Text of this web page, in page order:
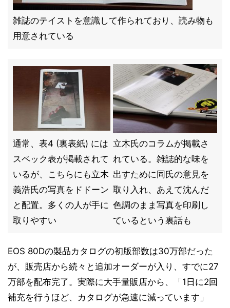
雑誌のテイストを意識して作られており、読み物も
用意されている
通常、表4 (裏表紙) には
スペック表が掲載されて
いるが、こちらにも立木
義浩氏の写真をドドーン
と配置。多くの人が手に
取りやすい
立木氏のコラムが掲載さ
れている。雑誌的な味を
出すために同氏の意見を
取り入れ、あえて沈んだ
色調のまま写真を印刷し
ているという裏話も
EOS 80Dの製品カタログの初版部数は30万部だった
が、販売店から続々と追加オーダーが入り、すでに27
万部を配布完了。実際に大手量販店から、「1日に2回
補充を行うほど、カタログが急速に減っています」